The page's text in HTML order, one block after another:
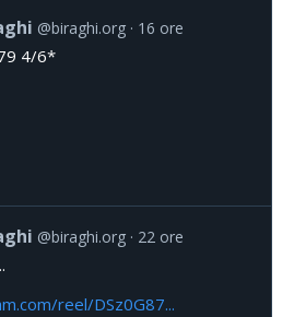
@biraghi.org 16 ore
4/6*
@biraghi.org 22 ore
reel/DSz0G87...